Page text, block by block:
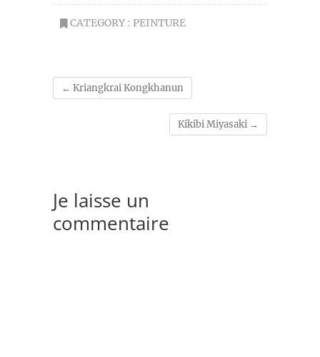
CATEGORY : PEINTURE
← Kriangkrai Kongkhanun
Kikibi Miyasaki →
Je laisse un
commentaire